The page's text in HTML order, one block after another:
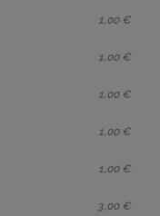
1,00 €
1,00 €
1,00 €
1,00 €
1,00 €
3,00 €